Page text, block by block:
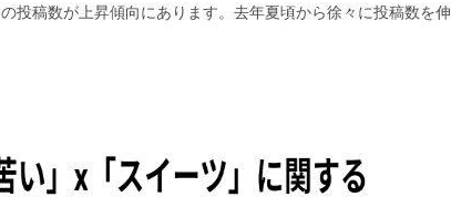
投稿数が上昇傾向にあります。去年夏頃から徐々に投稿数を伸